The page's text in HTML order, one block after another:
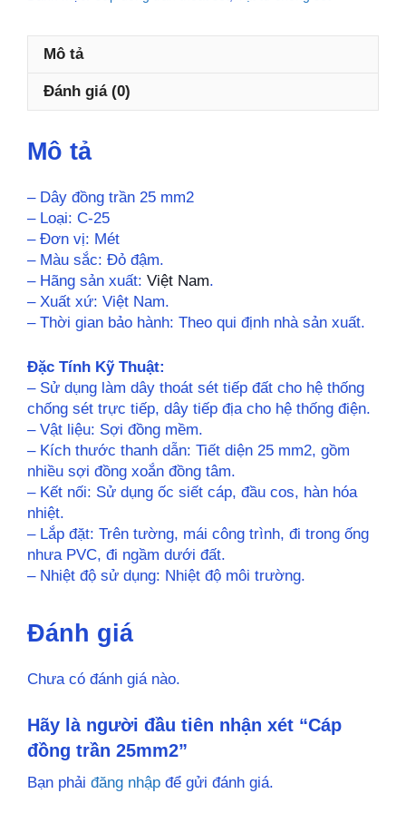
Mô tả
Đánh giá (0)
Mô tả
– Dây đồng trần 25 mm2
– Loại: C-25
– Đơn vị: Mét
– Màu sắc: Đỏ đậm.
– Hãng sản xuất: Việt Nam.
– Xuất xứ: Việt Nam.
– Thời gian bảo hành: Theo qui định nhà sản xuất.
Đặc Tính Kỹ Thuật:
– Sử dụng làm dây thoát sét tiếp đất cho hệ thống
chống sét trực tiếp, dây tiếp địa cho hệ thống điện.
– Vật liệu: Sợi đồng mềm.
– Kích thước thanh dẫn: Tiết diện 25 mm2, gồm
nhiều sợi đồng xoắn đồng tâm.
– Kết nối: Sử dụng ốc siết cáp, đầu cos, hàn hóa
nhiệt.
– Lắp đặt: Trên tường, mái công trình, đi trong ống
nhưa PVC, đi ngầm dưới đất.
– Nhiệt độ sử dụng: Nhiệt độ môi trường.
Đánh giá
Chưa có đánh giá nào.
Hãy là người đầu tiên nhận xét “Cáp
đồng trần 25mm2”
Bạn phải đăng nhập để gửi đánh giá.